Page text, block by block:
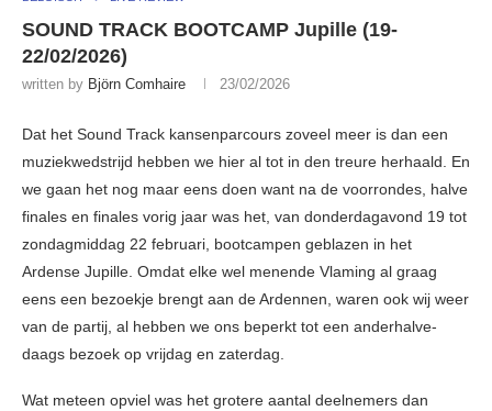
SOUND TRACK BOOTCAMP Jupille (19-
22/02/2026)
written by Björn Comhaire 23/02/2026
Dat het Sound Track kansenparcours zoveel meer is dan een
muziekwedstrijd hebben we hier al tot in den treure herhaald. En
we gaan het nog maar eens doen want na de voorrondes, halve
finales en finales vorig jaar was het, van donderdagavond 19 tot
zondagmiddag 22 februari, bootcampen geblazen in het
Ardense Jupille. Omdat elke wel menende Vlaming al graag
eens een bezoekje brengt aan de Ardennen, waren ook wij weer
van de partij, al hebben we ons beperkt tot een anderhalve-
daags bezoek op vrijdag en zaterdag.
Wat meteen opviel was het grotere aantal deelnemers dan